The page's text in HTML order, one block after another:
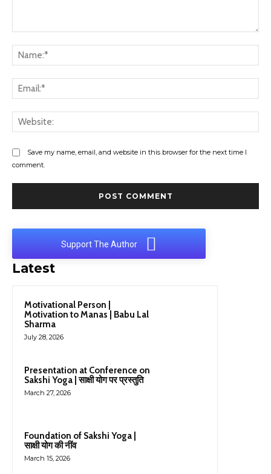
Save my name, email, and website in this browser for the next time I
comment.
Support The Author
Latest
Motivational Person |
Motivation to Manas | Babu Lal
Sharma
July 28, 2026
Presentation at Conference on
Sakshi Yoga | साक्षी योग पर प्रस्तुति
March 27, 2026
Foundation of Sakshi Yoga |
साक्षी योग की नींव
March 15, 2026